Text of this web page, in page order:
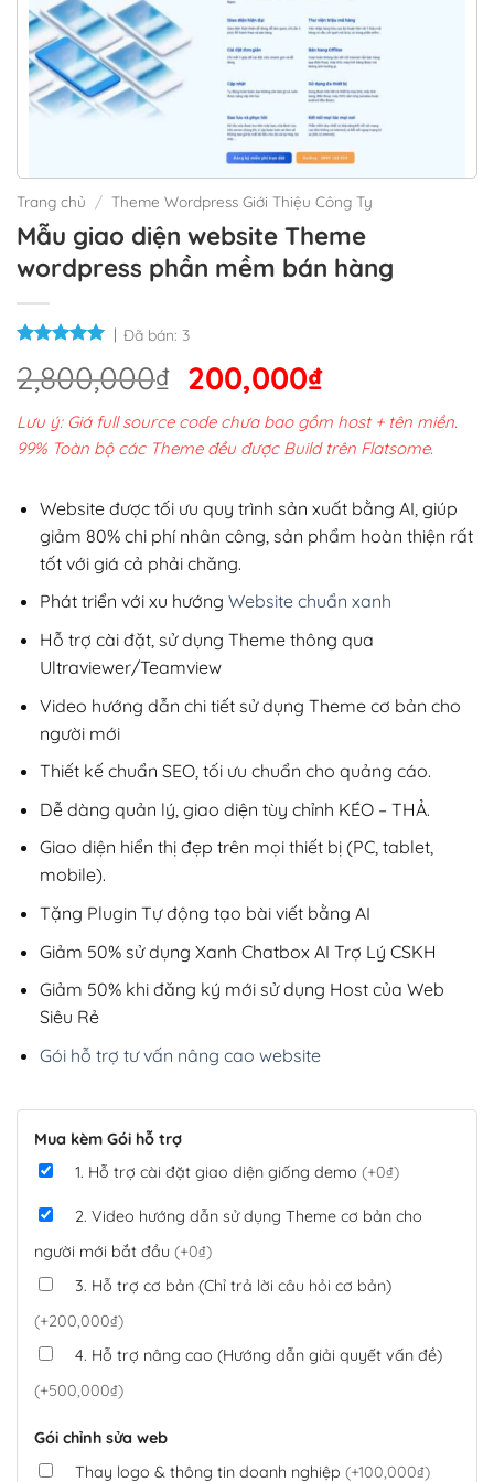
Trang chủ / Theme Wordpress Giới Thiệu Công Ty
Mẫu giao diện website Theme
wordpress phần mềm bán hàng
Đã bán: 3
2,800,000₫ Giá
gốc
là:
2,800,000₫.
200,000₫Giá
hiện
tại
200,000₫.
Lưu ý: Giá full source code chưa bao gồm host + tên miền.
99% Toàn bộ các Theme đều được Build trên Flatsome.
Website được tối ưu quy trình sản xuất bằng AI, giúp
giảm 80% chi phí nhân công, sản phẩm hoàn thiện rất
tốt với giá cả phải chăng.
Phát triển với xu hướng Website chuẩn xanh
Hỗ trợ cài đặt, sử dụng Theme thông qua
Ultraviewer/Teamview
Video hướng dẫn chi tiết sử dụng Theme cơ bản cho
người mới
Thiết kế chuẩn SEO, tối ưu chuẩn cho quảng cáo.
Dễ dàng quản lý, giao diện tùy chỉnh KÉO – THẢ.
Giao diện hiển thị đẹp trên mọi thiết bị (PC, tablet,
mobile).
Tặng Plugin Tự động tạo bài viết bằng AI
Giảm 50% sử dụng Xanh Chatbox AI Trợ Lý CSKH
Giảm 50% khi đăng ký mới sử dụng Host của Web
Siêu Rẻ
Gói hỗ trợ tư vấn nâng cao website
Mua kèm Gói hỗ trợ
1. Hỗ trợ cài đặt giao diện giống demo (+0₫)
2. Video hướng dẫn sử dụng Theme cơ bản cho
người mới bắt đầu (+0₫)
3. Hỗ trợ cơ bản (Chỉ trả lời câu hỏi cơ bản)
(+200,000₫)
4. Hỗ trợ nâng cao (Hướng dẫn giải quyết vấn đề)
(+500,000₫)
Gói chỉnh sửa web
Thay logo & thông tin doanh nghiệp (+100,000₫)